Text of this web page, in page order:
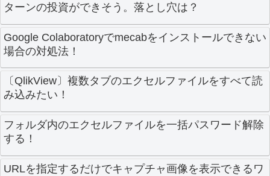
ターンの投資ができそう。落とし穴は？
Google Colaboratoryでmecabをインストールできない
場合の対処法！
〔QlikView〕複数タブのエクセルファイルをすべて読
み込みたい！
フォルダ内のエクセルファイルを一括パスワード解除
する！
URLを指定するだけでキャプチャ画像を表示できるワ